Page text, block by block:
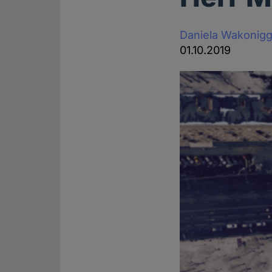
Daniela
01.10.2019